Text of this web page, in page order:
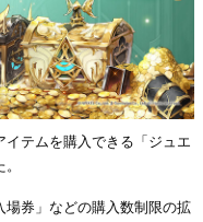
テムを購入できる「ジュエ
場券」などの購入数制限の拡